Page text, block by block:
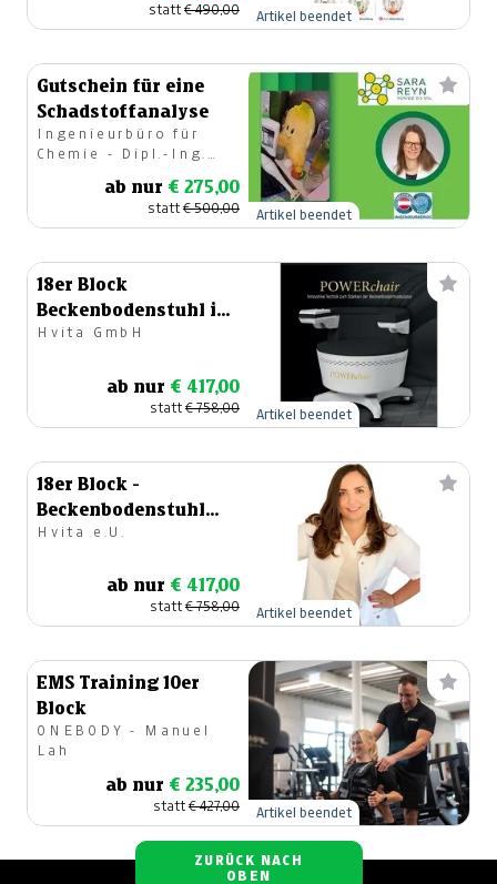
statt€ 490,00 Artikel beendet
Gutschein für eine
Schadstoffanalyse
Ingenieurbüro für
Chemie - Dipl.-Ing.
Reynvaanab nur € 275,00
statt€ 500,00 Artikel beendet
18er Block
Beckenbodenstuhl in
Klagenfurt
Hvita GmbH
ab nur € 417,00
statt€ 758,00 Artikel beendet
18er Block -
Beckenbodenstuhl
von Power Chair in
Hvita e.U.
ab nur € 417,00
statt€ 758,00 Artikel beendet
EMS Training 10er
Block
ONEBODY - Manuel
Lah
ab nur € 235,00
statt€ 427,00 Artikel beendet
ZURÜCK NACH
OBEN